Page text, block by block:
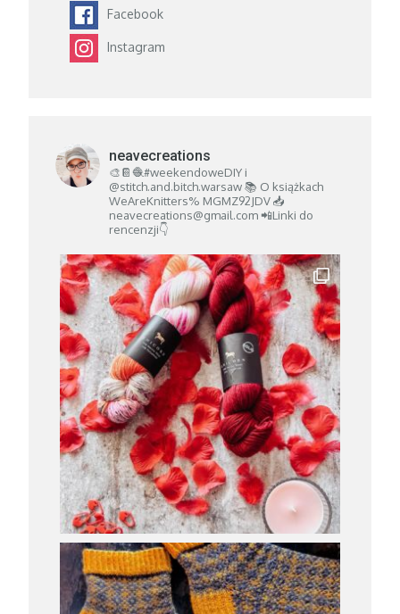
Facebook
Instagram
neavecreations
🎨📔🧶#weekendoweDIY i
@stitch.and.bitch.warsaw📚 O książkach
WeAreKnitters% MGMZ92JDV📥
neavecreations@gmail.com📲Linki do
rencenzji👇